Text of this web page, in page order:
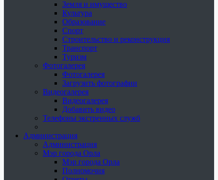
Земля и имущество
Культура
Образование
Спорт
Строительство и реконструкция
Транспорт
Туризм
Фотогалерея
Фотогалерея
Загрузить фотографии
Видеогалерея
Видеогалерея
Добавить видео
Телефоны экстренных служб
Администрация
Администрация
Мэр города Орла
Мэр города Орла
Полномочия